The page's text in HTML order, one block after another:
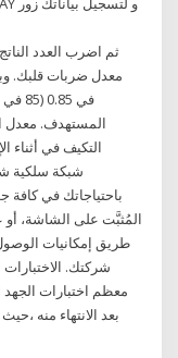
معدل ضربات قلبك.
في
التكيف في أثناء
باحتياجاتك في كافة
طريق إمكانيات
شركتك.
معظم اختبارات الجهد
بعد الانتهاء منه